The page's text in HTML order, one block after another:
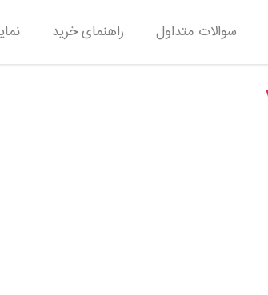
سوالات متداول راهنمای خرید